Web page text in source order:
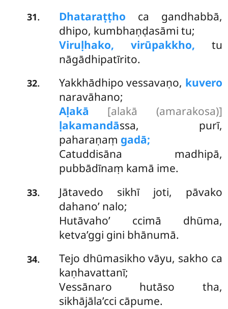
31. Dhataraṭṭho ca gandhabbā,
dhipo, kumbhaṇḍasāmi tu;
Viruḷhako, virūpakkho, tu
nāgādhipatīrito.
32. Yakkhādhipo vessavaṇo, kuvero
naravāhano;
Aḷakā
[alakā (amarakosa)]
ḷakamandāssa, purī,
paharaṇaṃ gadā;
Catuddisāna madhipā,
pubbādīnaṃ kamā ime.
33. Jātavedo sikhī joti, pāvako
dahano’ nalo;
Hutāvaho’ ccimā dhūma,
ketva’ggi gini bhānumā.
34.
Tejo dhūmasikho vāyu, sakho ca
kaṇhavattanī;
Vessānaro hutāso tha,
sikhājāla’cci cāpume.